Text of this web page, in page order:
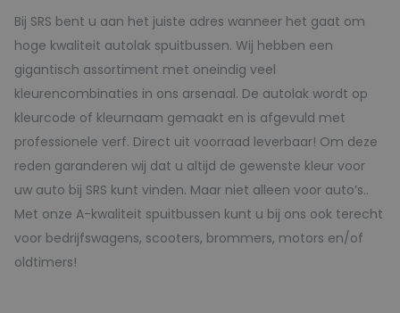
Bij SRS bent u aan het juiste adres wanneer het gaat om
hoge kwaliteit autolak spuitbussen. Wij hebben een
gigantisch assortiment met oneindig veel
kleurencombinaties in ons arsenaal. De autolak wordt op
kleurcode of kleurnaam gemaakt en is afgevuld met
professionele verf. Direct uit voorraad leverbaar! Om deze
reden garanderen wij dat u altijd de gewenste kleur voor
uw auto bij SRS kunt vinden. Maar niet alleen voor auto’s..
Met onze A-kwaliteit spuitbussen kunt u bij ons ook terecht
voor bedrijfswagens, scooters, brommers, motors en/of
oldtimers!